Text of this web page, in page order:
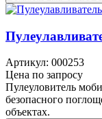
Артикул: 000253
Цена по запросу
Пулеуловитель
безопасного
объектах.